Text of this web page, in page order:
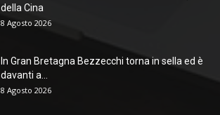
della Cina
8 Agosto 2026
In Gran Bretagna Bezzecchi torna in sella ed è
davanti a...
8 Agosto 2026